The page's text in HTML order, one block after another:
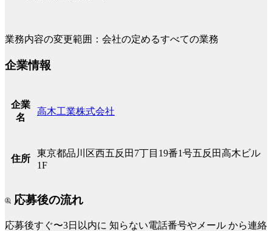
業務内容の変更範囲：会社の定めるすべての業務
企業情報
企業
名
高木工業株式会社
住所
東京都品川区西五反田7丁目19番1号五反田高木ビル
1F
応募後の流れ
応募後すぐ〜3日以内に 知らない電話番号やメール から連絡